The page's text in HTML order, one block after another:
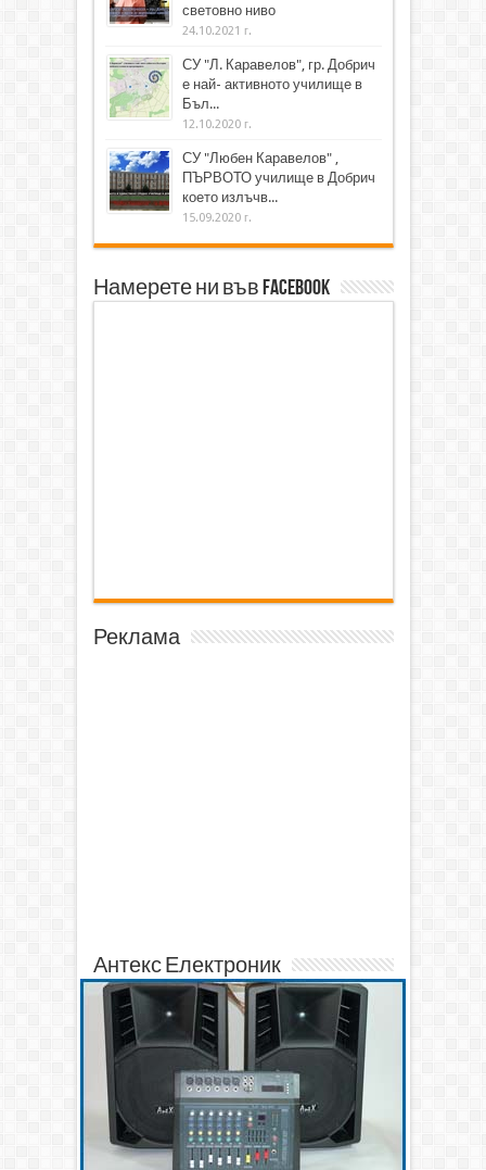
световно ниво
24.10.2021 г.
СУ "Л. Каравелов", гр. Добрич
е най- активното училище в
Бъл...
12.10.2020 г.
СУ "Любен Каравелов" ,
ПЪРВОТО училище в Добрич
което излъчв...
15.09.2020 г.
Намерете ни във Facebook
Реклама
Антекс Електроник